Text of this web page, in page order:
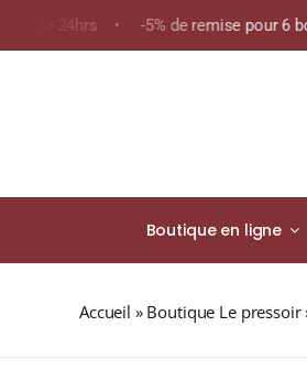
24hrs • -5% de remise pour 6
Boutique en ligne
Accueil » Boutique Le pressoir